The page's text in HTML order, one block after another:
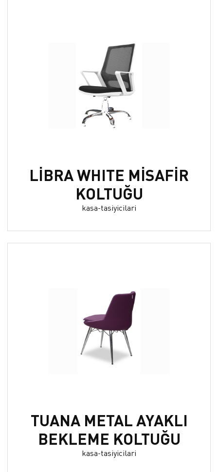
LİBRA WHITE MİSAFİR
KOLTUĞU
kasa-tasiyicilari
TUANA METAL AYAKLI
BEKLEME KOLTUĞU
kasa-tasiyicilari